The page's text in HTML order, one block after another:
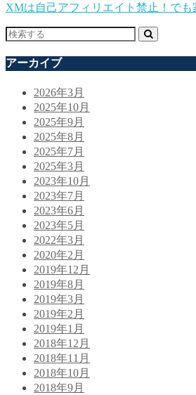
XMは自己アフィリエイト禁止！でも
アーカイブ
2026年3月
2025年10月
2025年9月
2025年8月
2025年7月
2025年3月
2023年10月
2023年7月
2023年6月
2023年5月
2022年3月
2020年2月
2019年12月
2019年8月
2019年3月
2019年2月
2019年1月
2018年12月
2018年11月
2018年10月
2018年9月